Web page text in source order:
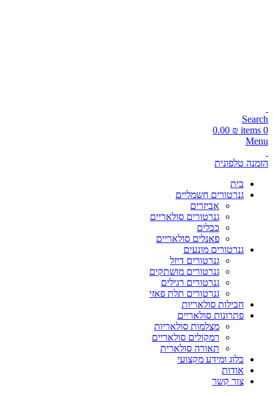
Search
0
items
0.00 ₪
Menu
הזמנה טלפונית
בית
גנרטורים חשמליים
אביזרים
גנרטורים סולאריים
כבלים
פאנלים סולאריים
גנרטורים מונעים
גנרטורים דיזל
גנרטורים מושתקים
גנרטורים רגילים
גנרטורים תלת פאזי
חבילות סולאריות
פתרונות סולאריים
מצלמות סולאריות
רמקולים סולאריים
תאורה סולארית
בלוג ומידע מקצועי
אודות
צור קשר